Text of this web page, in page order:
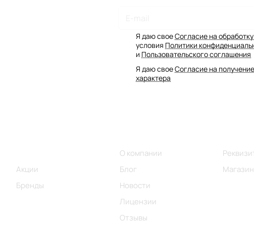
Я даю своеСогласие на
условия Политики
и Пользовательского соглашения
Я даю своеСогласие на
характера
Акции
Бренды
О компании
Блог
Новости
Лицензии
Отзывы